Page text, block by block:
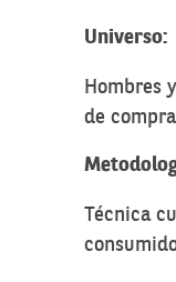
Universo:
Hombres
de
Técnica